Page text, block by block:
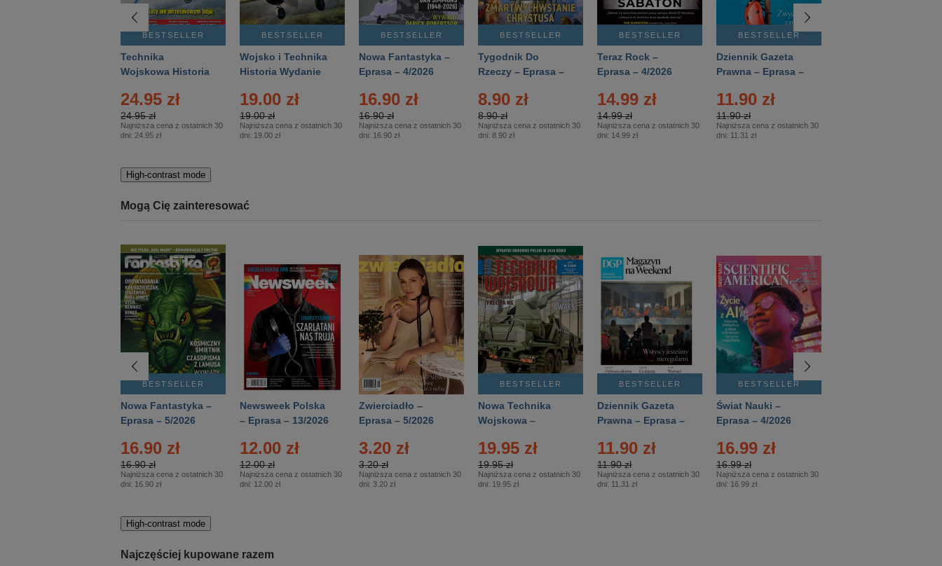
BESTSELLER
Technika
Wojskowa Historia
24.95 zł
24.95 zł
Najniższa cena z ostatnich 30
dni: 24.95 zł
BESTSELLER
Wojsko i Technika
Historia Wydanie
– 2/2026
19.00 zł
19.00 zł
Najniższa cena z ostatnich 30
dni: 19.00 zł
BESTSELLER
Nowa Fantastyka –
Eprasa – 4/2026
16.90 zł
16.90 zł
Najniższa cena z ostatnich 30
dni: 16.90 zł
BESTSELLER
Tygodnik Do
Rzeczy – Eprasa –
8.90 zł
8.90 zł
Najniższa cena z ostatnich 30
dni: 8.90 zł
BESTSELLER
Teraz Rock –
Eprasa – 4/2026
14.99 zł
14.99 zł
Najniższa cena z ostatnich 30
dni: 14.99 zł
BESTSELLER
Dziennik Gazeta
Prawna – Eprasa –
11.90 zł
11.90 zł
Najniższa cena z ostatnich 30
dni: 11.31 zł
High-contrast mode
Mogą Cię zainteresować
BESTSELLER
Nowa Fantastyka –
Eprasa – 5/2026
16.90 zł
16.90 zł
Najniższa cena z ostatnich 30
dni: 16.90 zł
Newsweek Polska
– Eprasa – 13/2026
12.00 zł
12.00 zł
Najniższa cena z ostatnich 30
dni: 12.00 zł
Zwierciadło –
Eprasa – 5/2026
3.20 zł
3.20 zł
Najniższa cena z ostatnich 30
dni: 3.20 zł
BESTSELLER
Nowa Technika
Wojskowa –
19.95 zł
19.95 zł
Najniższa cena z ostatnich 30
dni: 19.95 zł
BESTSELLER
Dziennik Gazeta
Prawna – Eprasa –
11.90 zł
11.90 zł
Najniższa cena z ostatnich 30
dni: 11.31 zł
BESTSELLER
Świat Nauki –
Eprasa – 4/2026
16.99 zł
16.99 zł
Najniższa cena z ostatnich 30
dni: 16.99 zł
High-contrast mode
Najczęściej kupowane razem